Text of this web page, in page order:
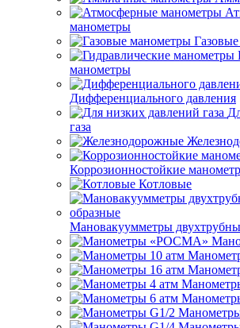
манометры
манометры
Дифференциального давления
газа
Коррозионностойкие
Котловые
Мановакуумметры